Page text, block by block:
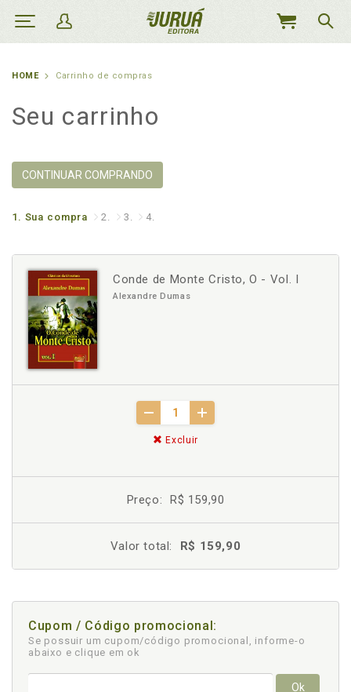
MEU
HOME Carrinho de compras
Seu carrinho
CONTINUAR COMPRANDO
1. Sua compra 2. 3. 4.
Conde de Monte Cristo, O - Vol. I
Alexandre Dumas
Excluir
Preço: R$ 159,90
Valor total: R$ 159,90
Cupom / Código promocional:
Se possuir um cupom/código promocional, informe-o
abaixo e clique em ok
Ok